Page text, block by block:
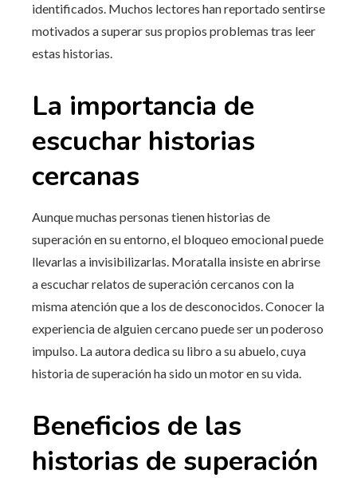
identificados. Muchos lectores han reportado sentirse
motivados a superar sus propios problemas tras leer
estas historias.
La importancia de
escuchar historias
cercanas
Aunque muchas personas tienen historias de
superación en su entorno, el bloqueo emocional puede
llevarlas a invisibilizarlas. Moratalla insiste en abrirse
a escuchar relatos de superación cercanos con la
misma atención que a los de desconocidos. Conocer la
experiencia de alguien cercano puede ser un poderoso
impulso. La autora dedica su libro a su abuelo, cuya
historia de superación ha sido un motor en su vida.
Beneficios de las
historias de superación